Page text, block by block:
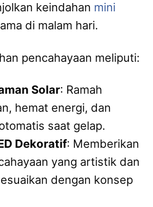
keindahan mini
di malam hari.
pencahayaan meliputi:
Solar: Ramah
hemat energi, dan
saat gelap.
Dekoratif: Memberikan
yang artistik dan
dengan konsep